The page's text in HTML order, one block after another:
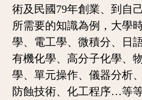
術及民國79年創業、到自
所需要的知識為例，大學
學、電工學、微積分、日
有機化學、高分子化學、
學、單元操作、儀器分析
防蝕技術、化工程序…等